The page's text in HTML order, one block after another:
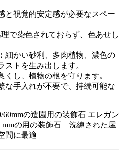
と視覚的安定感が必要なスペー
理で染色されておらず、色あせし
細かい砂利、多肉植物、濃色の
ストを生み出します。
くし、植物の根を守ります。
な手入れが不要で、持続可能な
エレガン
mmの用の装飾石 – 洗練された屋
間に最適